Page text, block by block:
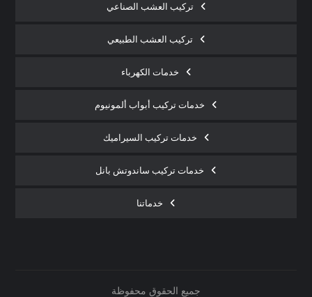
تركيب العشب الصناعي
تركيب العشب الطبيعي
خدمات الكهرباء
خدمات تركيب أبواب ألمونيوم
خدمات تركيب السيراميك
خدمات تركيب ساندوتش بانل
خدماتنا
جميع الحقوق محفوظة